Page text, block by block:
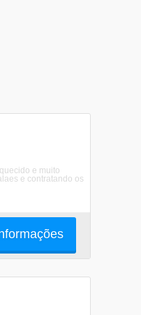
e muito
e contratando os